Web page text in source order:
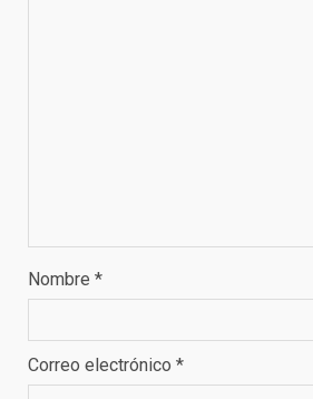
Nombre *
Correo electrónico *